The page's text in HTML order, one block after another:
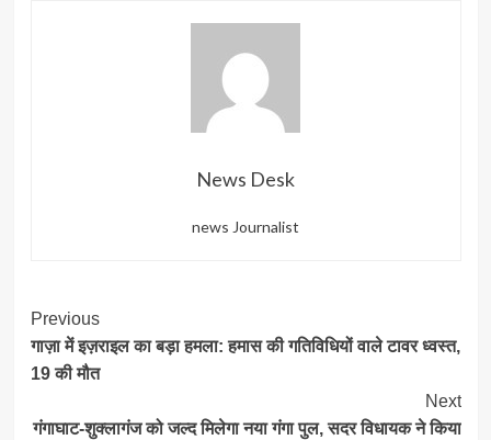
News Desk
news Journalist
Post
Navigation
Previous
गाज़ा में इज़राइल का बड़ा हमला: हमास की गतिविधियों वाले टावर ध्वस्त,
19 की मौत
Next
गंगाघाट-शुक्लागंज को जल्द मिलेगा नया गंगा पुल, सदर विधायक ने किया